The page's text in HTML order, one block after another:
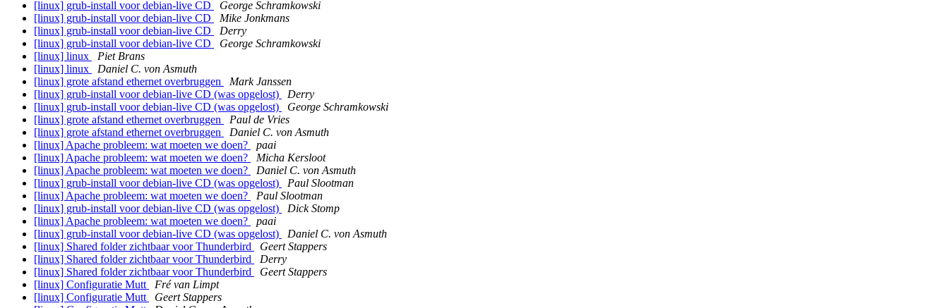
[linux] grub-install voor debian-live CD
George Schramkowski
[linux] grub-install voor debian-live CD
Mike Jonkmans
[linux] grub-install voor debian-live CD
Derry
[linux] grub-install voor debian-live CD
George Schramkowski
[linux] linux
Piet Brans
[linux] linux
Daniel C. von Asmuth
[linux] grote afstand ethernet overbruggen
Mark Janssen
[linux] grub-install voor debian-live CD (was opgelost)
Derry
[linux] grub-install voor debian-live CD (was opgelost)
George Schramkowski
[linux] grote afstand ethernet overbruggen
Paul de Vries
[linux] grote afstand ethernet overbruggen
Daniel C. von Asmuth
[linux] Apache probleem: wat moeten we doen?
paai
[linux] Apache probleem: wat moeten we doen?
Micha Kersloot
[linux] Apache probleem: wat moeten we doen?
Daniel C. von Asmuth
[linux] grub-install voor debian-live CD (was opgelost)
Paul Slootman
[linux] Apache probleem: wat moeten we doen?
Paul Slootman
[linux] grub-install voor debian-live CD (was opgelost)
Dick Stomp
[linux] Apache probleem: wat moeten we doen?
paai
[linux] grub-install voor debian-live CD (was opgelost)
Daniel C. von Asmuth
[linux] Shared folder zichtbaar voor Thunderbird
Geert Stappers
[linux] Shared folder zichtbaar voor Thunderbird
Derry
[linux] Shared folder zichtbaar voor Thunderbird
Geert Stappers
[linux] Configuratie Mutt
Fré van Limpt
[linux] Configuratie Mutt
Geert Stappers